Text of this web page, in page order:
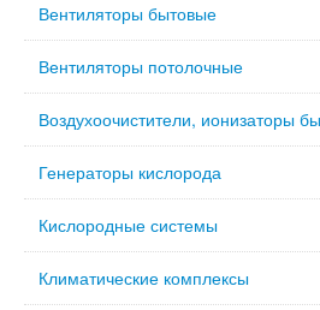
Вентиляторы бытовые
Вентиляторы потолочные
Воздухоочистители, ионизаторы
Генераторы кислорода
Кислородные системы
Климатические комплексы